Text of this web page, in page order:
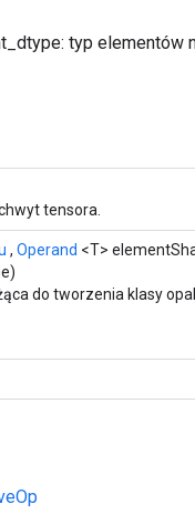
typ elementów
tensora.
, Operand <T>
do tworzenia klasy